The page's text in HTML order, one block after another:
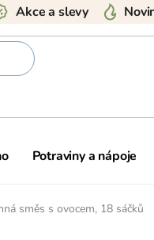
Akce a slevy
Potraviny a nápoje
směs s ovocem, 18 sáčků